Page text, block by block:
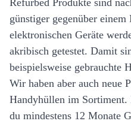
Refurbed Produkte sind
günstiger gegenüber
elektronischen Geräte
akribisch getestet. Damit
beispielsweise gebrauchte
Wir haben aber auch neue
Handyhüllen im Sortiment.
du mindestens 12 Monate